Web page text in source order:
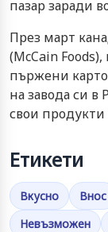
пазар заради
През март
(McCain
пържени
на завода си в
свои продукти
Етикети
Вкусно Внос
Невъзможен